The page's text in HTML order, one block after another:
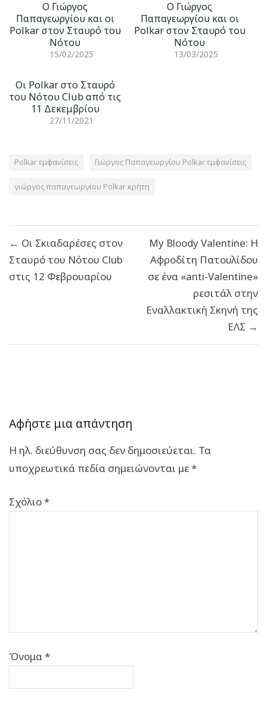
Ο Γιώργος
Παπαγεωργίου και οι
Polkar στον Σταυρό του
Νότου
15/02/2025
Ο Γιώργος
Παπαγεωργίου και οι
Polkar στον Σταυρό του
Νότου
13/03/2025
Οι Polkar στο Σταυρό
του Νότου Club από τις
11 Δεκεμβρίου
27/11/2021
Polkar εμφανίσεις Γιώργος Παπαγεωργίου Polkar εμφανίσεις
γιώργος παπαγεωργίου Polkar κρήτη
άρθρων
← Οι Σκιαδαρέσες στον
Σταυρό του Νότου Club
στις 12 Φεβρουαρίου
My Bloody Valentine: Η
Αφροδίτη Πατουλίδου
σε ένα «anti-Valentine»
ρεσιτάλ στην
Εναλλακτική Σκηνή της
ΕΛΣ →
Αφήστε μια απάντηση
Η ηλ. διεύθυνση σας δεν δημοσιεύεται. Τα
υποχρεωτικά πεδία σημειώνονται με*
Σχόλιο*
Όνομα*